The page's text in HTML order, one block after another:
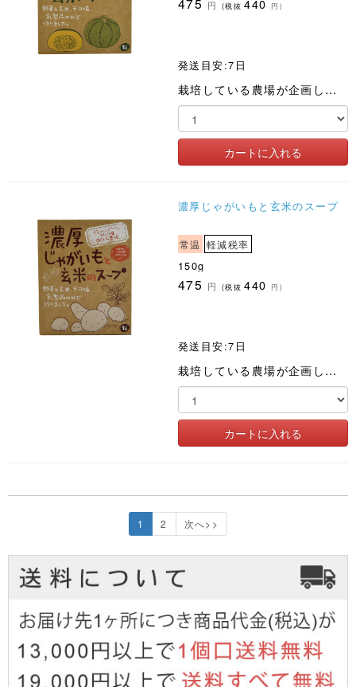
円 (税抜440 円)
発送目安:7日
栽培している農場が企画した土づくりから始まるスープ。野菜と玄米は農薬化肥不使用。野菜の味で勝負しました
濃厚じゃがいもと玄米のスープ
常温 軽減税率
150g
475 円 (税抜440 円)
発送目安:7日
栽培している農場が企画した土づくりから始まるスープ。野菜と玄米は農薬化肥不使用。野菜の味で勝負しました
1 2 次へ>>